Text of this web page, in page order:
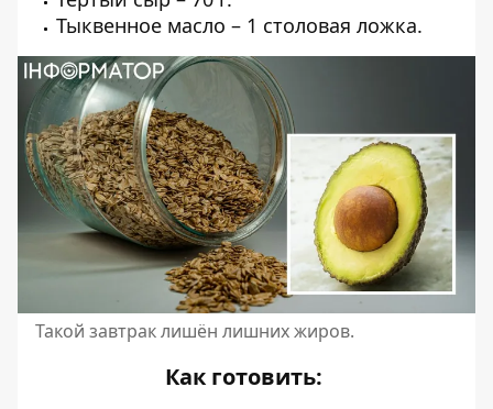
Тыквенное масло – 1 столовая ложка.
Такой завтрак лишён лишних жиров.
Как готовить: